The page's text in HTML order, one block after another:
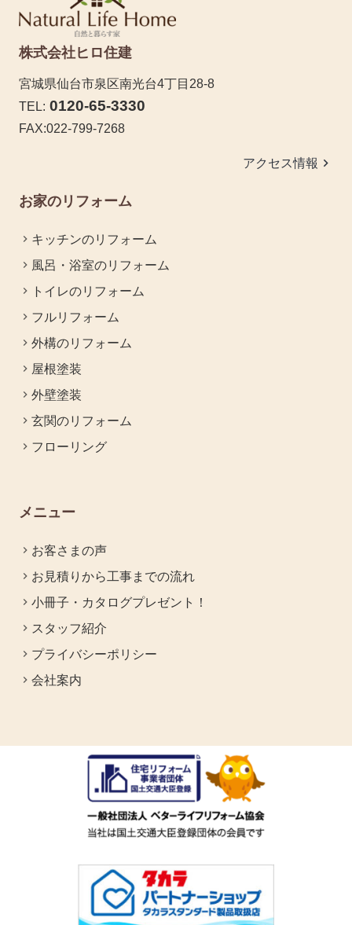
株式会社ヒロ住建
宮城県仙台市泉区南光台4丁目28-8
TEL: 0120-65-3330
FAX:022-799-7268
アクセス情報 keyboard_arrow_right
お家のリフォーム
キッチンのリフォーム
風呂・浴室のリフォーム
トイレのリフォーム
フルリフォーム
外構のリフォーム
屋根塗装
外壁塗装
玄関のリフォーム
フローリング
メニュー
お客さまの声
お見積りから工事までの流れ
小冊子・カタログプレゼント！
スタッフ紹介
プライバシーポリシー
会社案内